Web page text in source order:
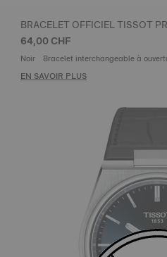
BRACELET OFFICIEL TISSOT
64,00 CHF
Noir Bracelet interchangeable à
EN SAVOIR PLUS